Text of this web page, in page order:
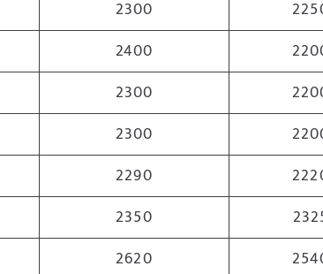
2300
2400
2300
2300
2290
2350
2620